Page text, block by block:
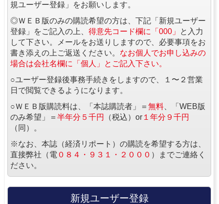
規ユーザー登録」をお願いします。
◎ＷＥＢ版のみの購読希望の方は、下記「新規ユーザー
登録」をご記入の上、 得意先コード欄に「000」
と入力
して下さい。メールをお送りしますので、必要事項をお
書き添えの上ご返送ください。 なお個人でお申し込みの
場合は会社名欄に「個人」とご記入下さい。
○ユーザー登録後事務手続きをしますので、１〜２営業
日で閲覧できるようになります。
○ＷＥＢ版購読料は、「本誌購読者」＝ 無料 、「WEB版
のみ希望」＝ 半年分５千円 （税込）or １年分９千円
（同）。
※なお、本誌（経済リポート）の購読を希望する方は、
直接弊社（電 ０８４・９３１・２０００ ）までご連絡く
ださい。
新規ユーザー登録